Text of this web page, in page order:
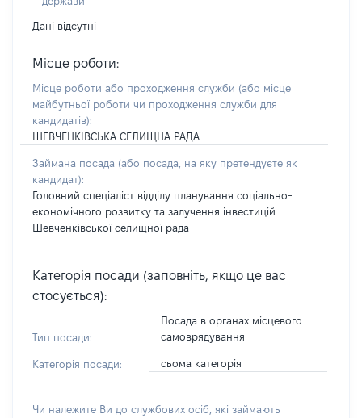
Дані відсутні
Місце роботи:
Місце роботи або проходження служби (або місце
майбутньої роботи чи проходження служби для
кандидатів):
ШЕВЧЕНКІВСЬКА СЕЛИЩНА РАДА
Займана посада (або посада, на яку претендуєте як
кандидат):
Головний спеціаліст відділу планування соціально-
економічного розвитку та залучення інвестицій
Шевченківської селищної рада
Категорія посади (заповніть, якщо це вас
стосується):
Тип посади:
Посада в органах місцевого
самоврядування
Категорія посади: сьома категорія
Чи належите Ви до службових осіб, які займають